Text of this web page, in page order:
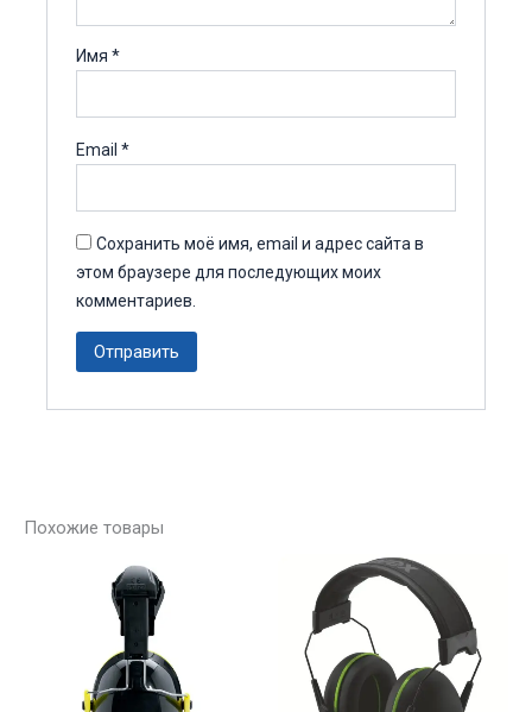
Имя*
Email*
Сохранить моё имя, email и адрес сайта в
этом браузере для последующих моих
комментариев.
Похожие товары